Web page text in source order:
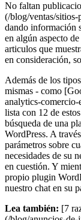
No faltan
(/blog/ventas/
dando información
en algún aspecto
articulos que
en consideración,
Además de los
mismas - como
analytics-
lista con 12 de
búsqueda de una
WordPress. A
parámetros sobre
necesidades de su
en cuestión. Y
propio plugin
nuestro chat en su
Lea también: [7